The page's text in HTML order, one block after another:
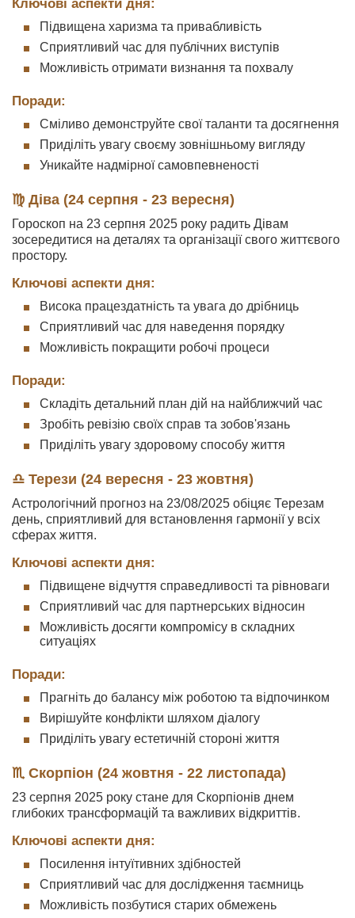
Ключові аспекти дня:
Підвищена харизма та привабливість
Сприятливий час для публічних виступів
Можливість отримати визнання та похвалу
Поради:
Сміливо демонструйте свої таланти та досягнення
Приділіть увагу своєму зовнішньому вигляду
Уникайте надмірної самовпевненості
♍ Діва (24 серпня - 23 вересня)
Гороскоп на 23 серпня 2025 року радить Дівам
зосередитися на деталях та організації свого життєвого
простору.
Ключові аспекти дня:
Висока працездатність та увага до дрібниць
Сприятливий час для наведення порядку
Можливість покращити робочі процеси
Поради:
Складіть детальний план дій на найближчий час
Зробіть ревізію своїх справ та зобов'язань
Приділіть увагу здоровому способу життя
♎ Терези (24 вересня - 23 жовтня)
Астрологічний прогноз на 23/08/2025 обіцяє Терезам
день, сприятливий для встановлення гармонії у всіх
сферах життя.
Ключові аспекти дня:
Підвищене відчуття справедливості та рівноваги
Сприятливий час для партнерських відносин
Можливість досягти компромісу в складних
ситуаціях
Поради:
Прагніть до балансу між роботою та відпочинком
Вирішуйте конфлікти шляхом діалогу
Приділіть увагу естетичній стороні життя
♏ Скорпіон (24 жовтня - 22 листопада)
23 серпня 2025 року стане для Скорпіонів днем
глибоких трансформацій та важливих відкриттів.
Ключові аспекти дня:
Посилення інтуїтивних здібностей
Сприятливий час для дослідження таємниць
Можливість позбутися старих обмежень